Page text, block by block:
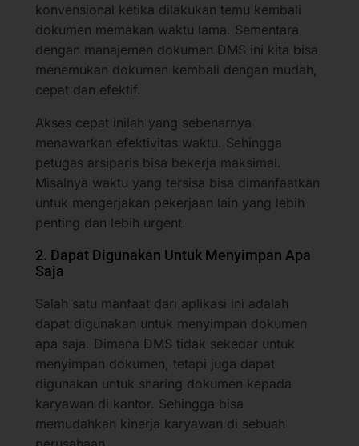
konvensional ketika dilakukan temu kembali
dokumen memakan waktu lama. Sementara
dengan manajemen dokumen DMS ini kita bisa
menemukan dokumen kembali dengan mudah,
cepat dan efektif.
Akses cepat inilah yang sebenarnya
menawarkan efektivitas waktu. Sehingga
petugas arsiparis bisa bekerja maksimal.
Misalnya waktu yang tersisa bisa dimanfaatkan
untuk mengerjakan pekerjaan lain yang lebih
penting dan lebih urgent.
2. Dapat Digunakan Untuk Menyimpan Apa
Saja
Salah satu manfaat dari aplikasi ini adalah
dapat digunakan untuk menyimpan dokumen
apa saja. Dimana DMS tidak sekedar untuk
menyimpan dokumen, tetapi juga dapat
digunakan untuk sharing dokumen kepada
karyawan di kantor. Sehingga bisa
memudahkan kinerja karyawan di sebuah